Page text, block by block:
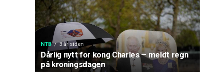
NTB 3 år siden
Dårlig nytt for kong Charles – meldt regn
på kroningsdagen